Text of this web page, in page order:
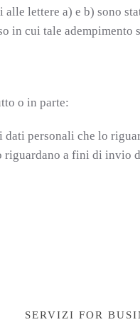
lettere a) e b) sono
in cui tale
o in parte:
personali che lo
riguardano a fini di invio
SERVIZI FOR